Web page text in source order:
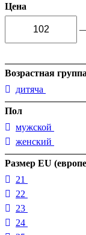
Цена
Возрастная группа
дитяча
Пол
мужской
женский
Размер EU
21
22
23
24